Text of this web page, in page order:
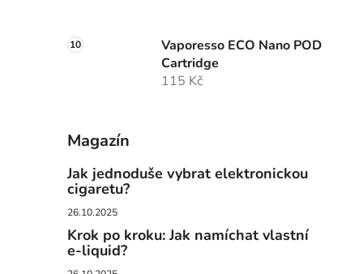
Vaporesso ECO Nano POD
Cartridge
115 Kč
Magazín
Jak jednoduše vybrat elektronickou
cigaretu?
26.10.2025
Krok po kroku: Jak namíchat vlastní
e-liquid?